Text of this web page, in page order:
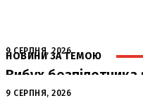
НОВИНИ ЗА ТЕМОЮ
9 СЕРПНЯ, 2026
Вибух безпілотника
готовий до
9 СЕРПНЯ, 2026